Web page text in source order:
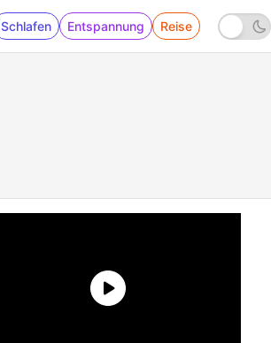
Schlafen Entspannung Reise